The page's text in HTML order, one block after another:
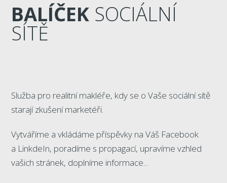
BALÍČEK SOCIÁLNÍ
SÍTĚ
Služba pro realitní makléře, kdy se o Vaše sociální sítě
starají zkušení marketéři.
Vytváříme a vkládáme příspěvky na Váš Facebook
a LinkdeIn, poradíme s propagací, upravíme vzhled
vašich stránek, doplníme informace...